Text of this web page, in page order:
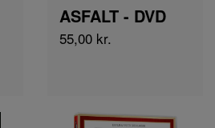
ASFALT - DVD
55,00 kr.